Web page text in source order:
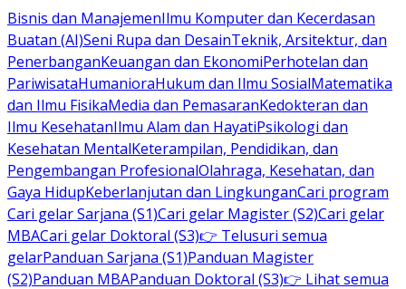
Bisnis dan ManajemenIlmu Komputer dan Kecerdasan
Buatan (AI)Seni Rupa dan DesainTeknik, Arsitektur, dan
PenerbanganKeuangan dan EkonomiPerhotelan dan
PariwisataHumanioraHukum dan Ilmu SosialMatematika
dan Ilmu FisikaMedia dan PemasaranKedokteran dan
Ilmu KesehatanIlmu Alam dan HayatiPsikologi dan
Kesehatan MentalKeterampilan, Pendidikan, dan
Pengembangan ProfesionalOlahraga, Kesehatan, dan
Gaya HidupKeberlanjutan dan LingkunganCari program
Cari gelar Sarjana (S1)Cari gelar Magister (S2)Cari gelar
MBACari gelar Doktoral (S3)👉 Telusuri semua
gelarPanduan Sarjana (S1)Panduan Magister
(S2)Panduan MBAPanduan Doktoral (S3)👉 Lihat semua